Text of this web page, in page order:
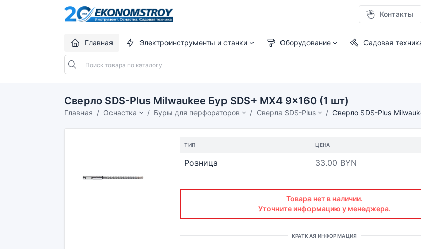
Контакты
Главная Электроинструменты и станки Оборудование Садовая
Сверло SDS-Plus Milwaukee Бур SDS+ MX4 9x160 (1 шт)
Главная Оснастка Буры для перфораторов Сверла SDS-Plus Сверло SDS-Plus
ТИП ЦЕНА
Розница 33.00 BYN
Товара нет в наличии.
Уточните информацию у менеджера.
КРАТКАЯ ИНФОРМАЦИЯ